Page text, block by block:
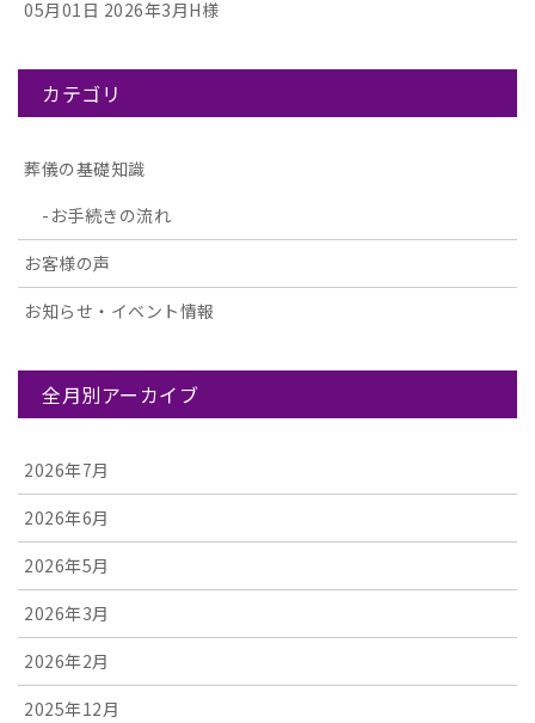
05月01日 2026年3月H様
カテゴリ
葬儀の基礎知識
お手続きの流れ
お客様の声
お知らせ・イベント情報
全月別アーカイブ
2026年7月
2026年6月
2026年5月
2026年3月
2026年2月
2025年12月